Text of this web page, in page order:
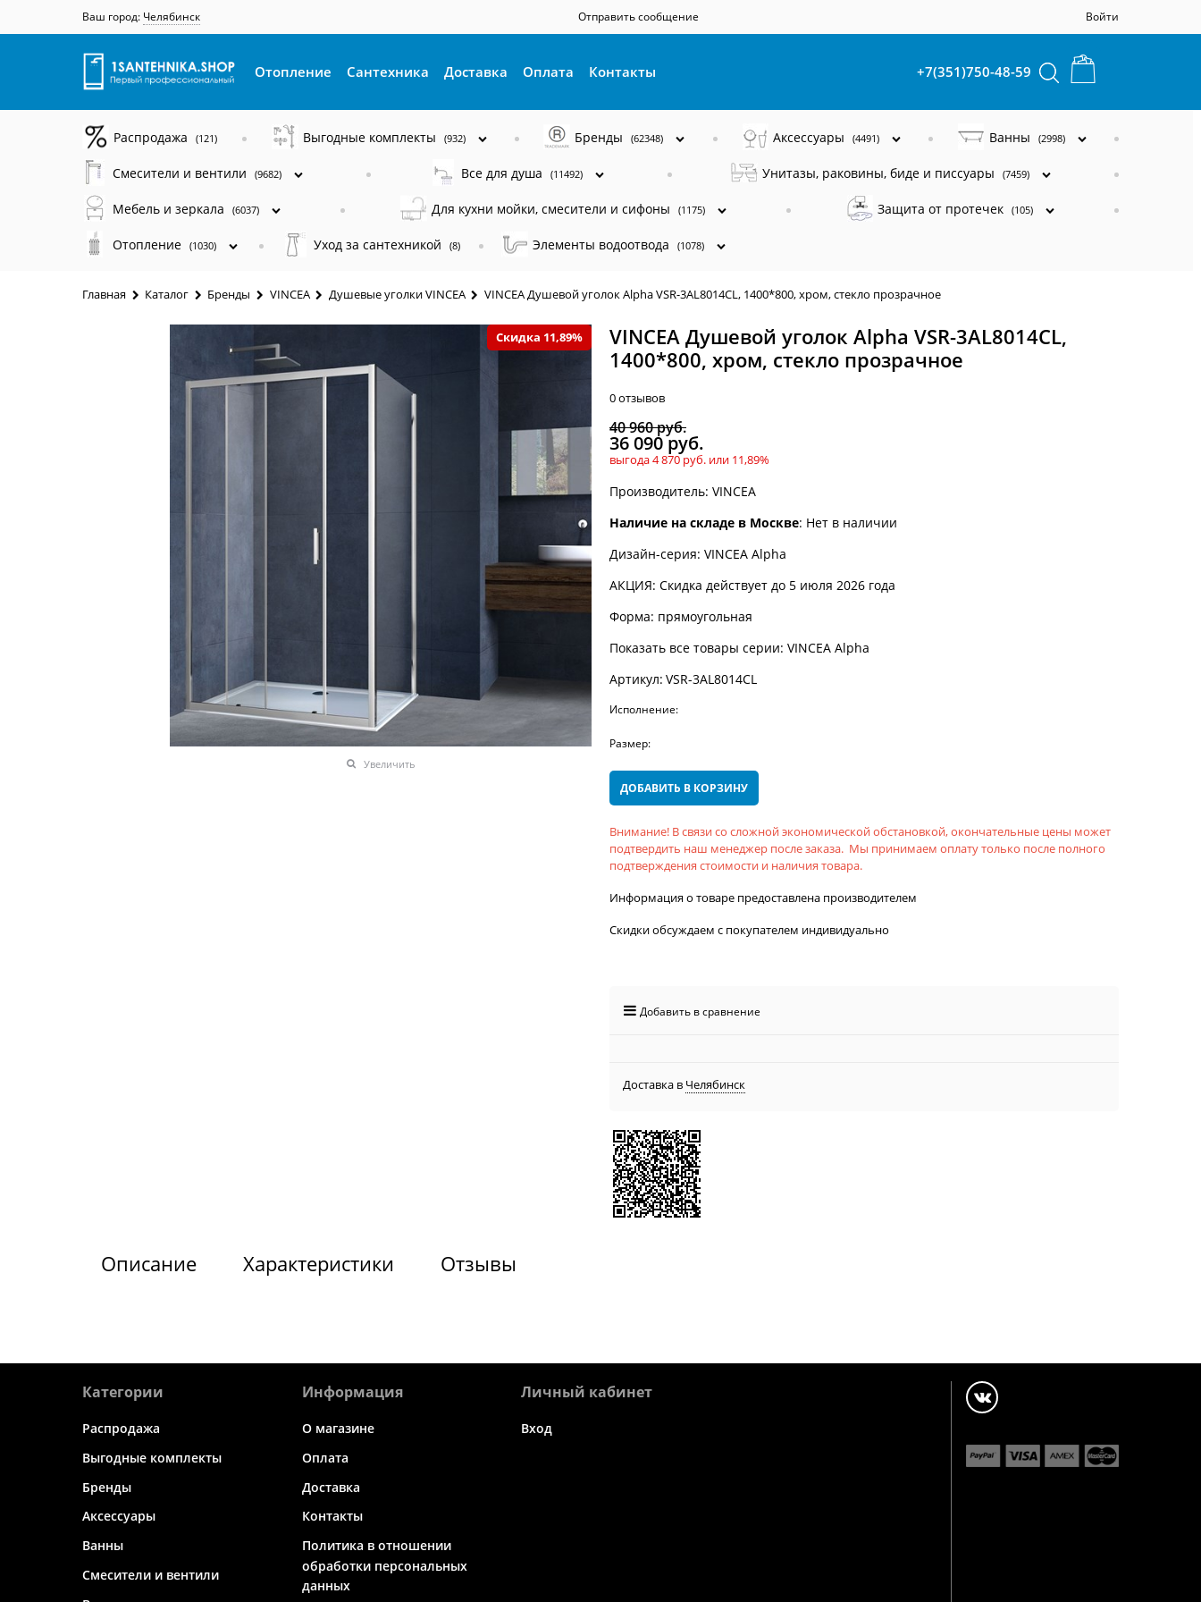
Ваш город: Челябинск Отправить сообщение Войти
Отопление Сантехника Доставка Оплата Контакты +7(351)750-48-59
Распродажа (121) Выгодные комплекты (932) Бренды (62348) Аксессуары (4491) Ванны (2998)
Смесители и вентили (9682) Все для душа (11492) Унитазы, раковины, биде и писсуары (7459)
Мебель и зеркала (6037) Для кухни мойки, смесители и сифоны (1175) Защита от протечек (105)
Отопление (1030) Уход за сантехникой (8) Элементы водоотвода (1078)
Главная Каталог Бренды VINCEA Душевые уголки VINCEA VINCEA Душевой уголок Alpha VSR-3AL8014CL, 1400*800, хром, стекло прозрачное
Скидка 11,89%
Увеличить
VINCEA Душевой уголок Alpha VSR-3AL8014CL,
1400*800, хром, стекло прозрачное
0 отзывов
40 960 руб.
36 090 руб.
выгода4 870 руб. или 11,89%
Производитель: VINCEA
Наличие на складе в Москве: Нет в наличии
Дизайн-серия: VINCEA Alpha
АКЦИЯ: Скидка действует до 5 июля 2026 года
Форма: прямоугольная
Показать все товары серии: VINCEA Alpha
Артикул: VSR-3AL8014CL
Исполнение:
Размер:
ДОБАВИТЬ В КОРЗИНУ
Внимание! В связи со сложной экономической обстановкой, окончательные цены может
подтвердить наш менеджер после заказа. Мы принимаем оплату только после полного
подтверждения стоимости и наличия товара.
Информация о товаре предоставлена производителем
Скидки обсуждаем с покупателем индивидуально
Добавить в сравнение
Доставка в Челябинск
Описание Характеристики Отзывы
Категории
Распродажа
Выгодные комплекты
Бренды
Аксессуары
Ванны
Смесители и вентили
Информация
О магазине
Оплата
Доставка
Контакты
Политика в отношении
обработки персональных
данных
Личный кабинет
Вход